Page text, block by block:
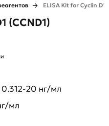
ELISA Kit for Cyclin D1
(CCND1)
0.312-20 нг/мл
мл